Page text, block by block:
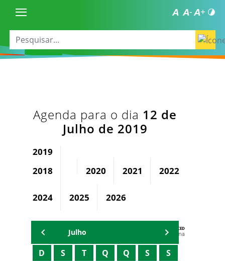
Agenda para o dia 12 de
Julho de 2019
2019
2018
2020 2021 2022
2024 2025 2026
AGENDA DA CODED/CED
Vagna Lima
Julho
D S T Q Q S S